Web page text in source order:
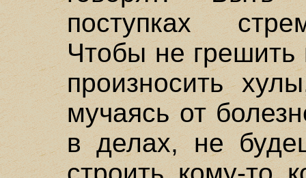
поступках
Чтобы не
произносить
мучаясь от
в делах, не